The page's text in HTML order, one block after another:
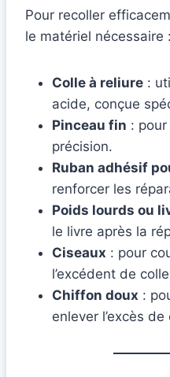
Pour recoller
le matériel nécessaire :
Colle à reliure :
acide, conçue
Pinceau fin :
précision.
Ruban adhésif
renforcer les
Poids lourds ou
le livre après la
Ciseaux : pour
l’excédent de
Chiffon doux :
enlever l’excès de